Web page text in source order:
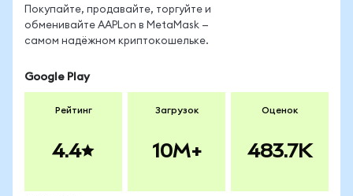
Покупайте, продавайте, торгуйте и
обменивайте AAPLon в MetaMask —
самом надёжном криптокошельке.
Google Play
Рейтинг
4.4
Загрузок
10M+
Оценок
483.7K